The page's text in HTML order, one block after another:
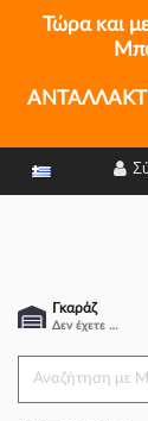
Τώρα και
Γκαράζ
Δεν έχετε επιλέξει αμάξι.
Φίλτρα